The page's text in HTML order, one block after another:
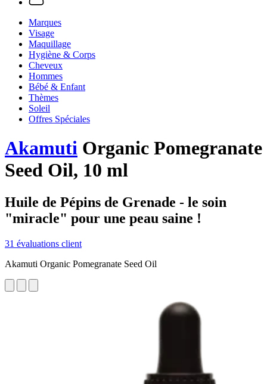
Marques
Visage
Maquillage
Hygiène & Corps
Cheveux
Hommes
Bébé & Enfant
Thèmes
Soleil
Offres Spéciales
Akamuti Organic Pomegranate
Seed Oil, 10 ml
Huile de Pépins de Grenade - le soin
"miracle" pour une peau saine !
31 évaluations client
Akamuti Organic Pomegranate Seed Oil